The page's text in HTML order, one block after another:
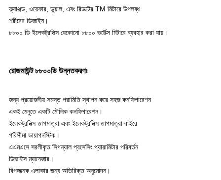
ফ্ল্যাঞ্জড, ওয়েফার, ডুয়াল, এবং রিডাক্টর TM মিটারে উপলব্ধ
শরীরের ডিজাইন।
৮৮০০ ডি ইলেকট্রনিক্স যেকোনো ৮৮০০ ভর্টেক্স মিটারে ব্যবহার করা যায়।
রোজমাউন্ট ৮৮০০ডি উন্নতকরণঃ
জন্য প্রয়োজনীয় সমস্ত পরামিতি স্থাপন করে সহজ কনফিগারেশন
একই মেনুতে একটি মৌলিক কনফিগারেশন।
ইলেকট্রনিক্স তাপমাত্রা এবং ইলেকট্রনিক্স তাপমাত্রা বাইরে
পরিসীমা ডায়াগনস্টিক।
এএমএসে সরলীকৃত সিগন্যাল প্রসেসিং প্যারামিটার পরিবর্তন
ডিভাইস ম্যানেজার।
বিপজ্জনক এলাকার জন্য অতিরিক্ত অনুমোদন।